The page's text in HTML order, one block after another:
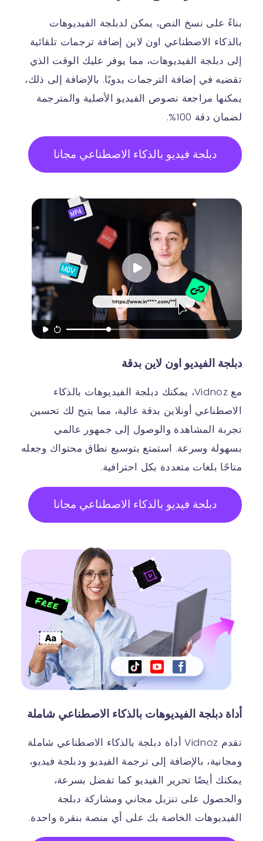
بناءً على نسخ النص، يمكن لدبلجة الفيديوهات
بالذكاء الاصطناعي اون لاين إضافة ترجمات تلقائية
إلى دبلجة الفيديوهات، مما يوفر عليك الوقت الذي
تقضيه في إضافة الترجمات يدويًا. بالإضافة إلى ذلك،
يمكنها مراجعة نصوص الفيديو الأصلية والمترجمة
لضمان دقة 100%.
دبلجة فيديو بالذكاء الاصطناعي مجانا
دبلجة الفيديو اون لاين بدقة
مع Vidnoz، يمكنك دبلجة الفيديوهات بالذكاء
الاصطناعي أونلاين بدقة عالية، مما يتيح لك تحسين
تجربة المشاهدة والوصول إلى جمهور عالمي
بسهولة وسرعة. استمتع بتوسيع نطاق محتواك وجعله
متاحًا بلغات متعددة بكل احترافية.
دبلجة فيديو بالذكاء الاصطناعي مجانا
أداة دبلجة الفيديوهات بالذكاء الاصطناعي شاملة
تقدم Vidnoz أداة دبلجة بالذكاء الاصطناعي شاملة
ومجانية، بالإضافة إلى ترجمة الفيديو ودبلجة فيديو،
يمكنك أيضًا تحرير الفيديو كما تفضل بسرعة،
والحصول على تنزيل مجاني ومشاركة دبلجة
الفيديوهات الخاصة بك على أي منصة بنقرة واحدة.